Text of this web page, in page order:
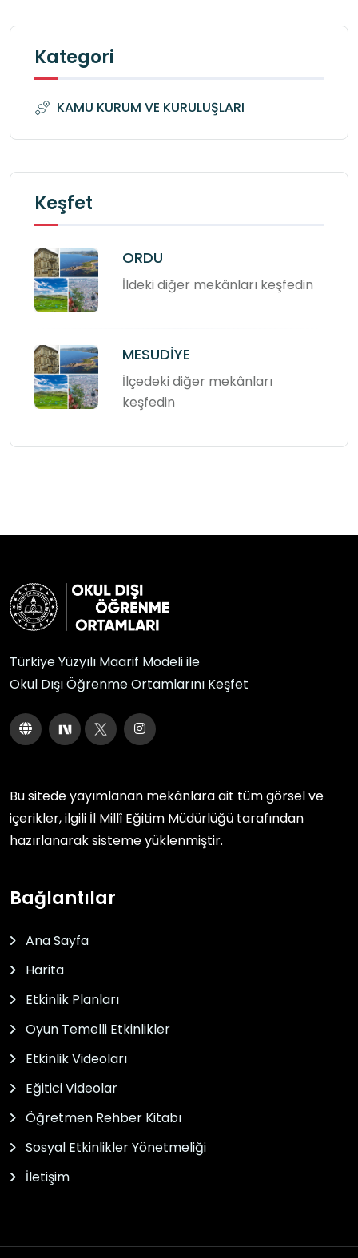
Kategori
KAMU KURUM VE KURULUŞLARI
Keşfet
ORDU
İldeki diğer mekânları keşfedin
MESUDİYE
İlçedeki diğer mekânları
keşfedin
Türkiye Yüzyılı Maarif Modeli ile
Okul Dışı Öğrenme Ortamlarını Keşfet
Bu sitede yayımlanan mekânlara ait tüm görsel ve
içerikler, ilgili İl Millî Eğitim Müdürlüğü tarafından
hazırlanarak sisteme yüklenmiştir.
Bağlantılar
Ana Sayfa
Harita
Etkinlik Planları
Oyun Temelli Etkinlikler
Etkinlik Videoları
Eğitici Videolar
Öğretmen Rehber Kitabı
Sosyal Etkinlikler Yönetmeliği
İletişim